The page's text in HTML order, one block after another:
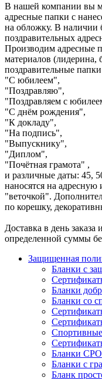
В нашей компании вы
адресные папки с
на обложку. В наличии
поздравительных
Производим адресные
материалов (лидерина,
поздравительные
"С юбилеем",
"Поздравляю",
"Поздравляем с
"С днём рождения",
"К докладу",
"На подпись",
"Выпускнику",
"Диплом",
"Почётная грамота" ,
и различные даты: 45,
наносятся на
"веточкой".
по корешку,
Доставка в день
определенной суммы
Защищенная
Бланки с
Бланки
Бланки со
Бланки СРО
Бланки с
Бланк